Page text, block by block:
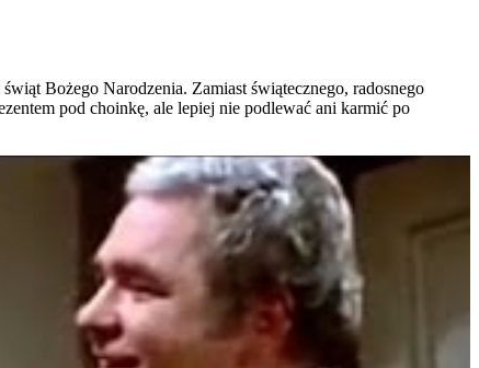
Bożego Narodzenia. Zamiast świątecznego, radosnego
pod choinkę, ale lepiej nie podlewać ani karmić po